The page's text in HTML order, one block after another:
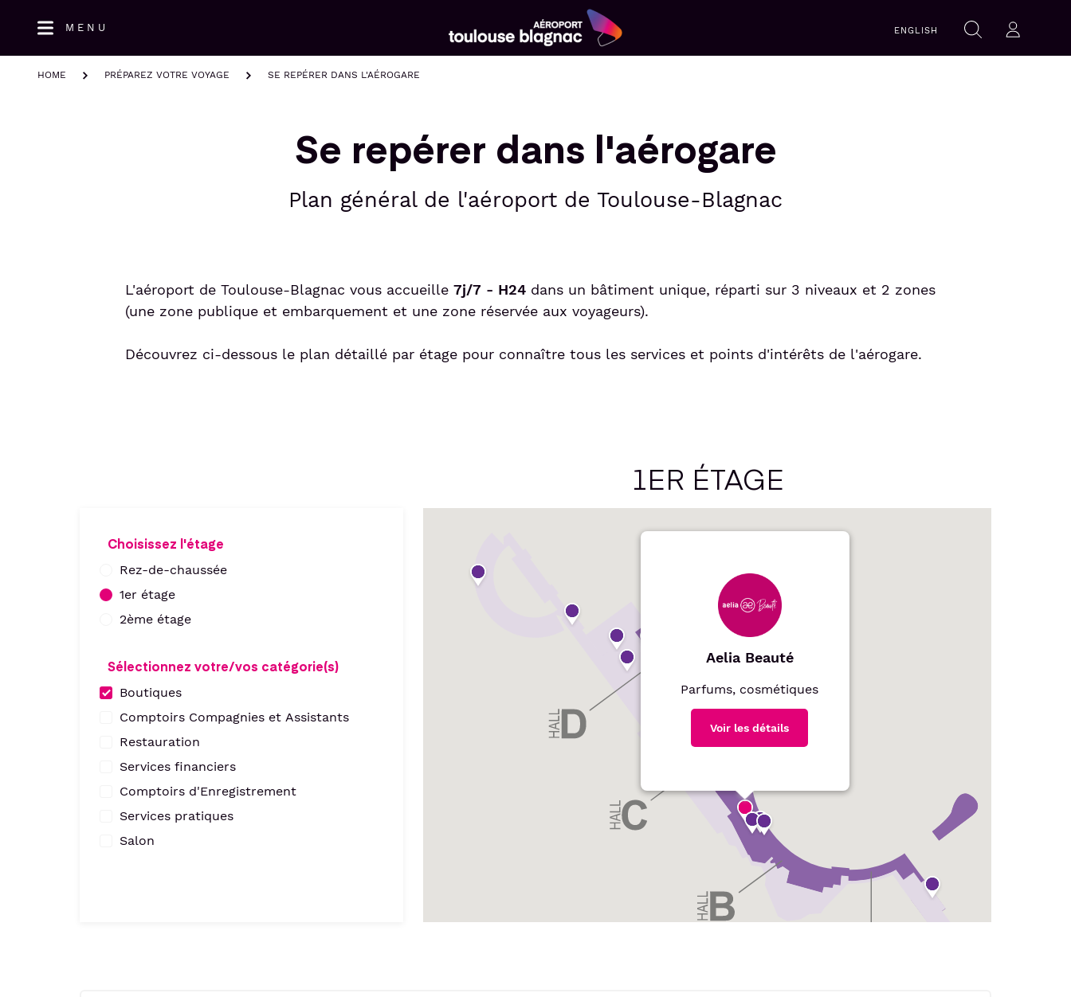
contenu
principal
MENU
Aéroport
ENGLISH RechercheRechercher
HOME PRÉPAREZ VOTRE VOYAGE SE REPÉRER DANS L'AÉROGARE
Se repérer dans l'aérogare
Plan général de l'aéroport de Toulouse-Blagnac
L'aéroport de Toulouse-Blagnac vous accueille 7j/7 - H24 dans un bâtiment unique, réparti sur 3 niveaux et 2 zones
(une zone publique et embarquement et une zone réservée aux voyageurs).
Découvrez ci-dessous le plan détaillé par étage pour connaître tous les services et points d'intérêts de l'aérogare.
Choisissez l'étage
Rez-de-chaussée
1er étage
2ème étage
Sélectionnez votre/vos catégorie(s)
Boutiques
Comptoirs Compagnies et Assistants
Restauration
Services financiers
Comptoirs d'Enregistrement
Services pratiques
Salon
1ER ÉTAGE
Aelia Beauté
Parfums, cosmétiques
Voir les détails